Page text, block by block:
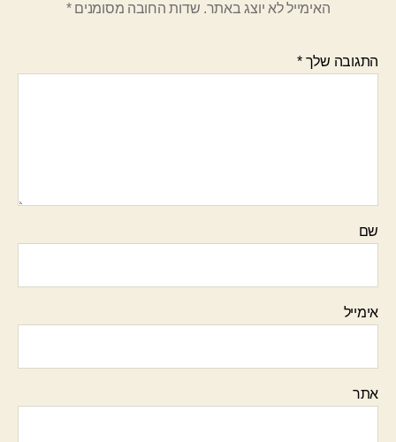
האימייל לא יוצג באתר. שדות החובה מסומנים*
התגובה שלך*
שם
אימייל
אתר